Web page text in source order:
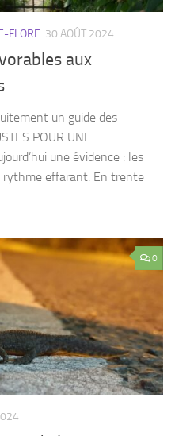
FLORE 30 AOÛT 2024
aux
un guide des
POUR UNE
une évidence : les
rythme effarant. En trente
0